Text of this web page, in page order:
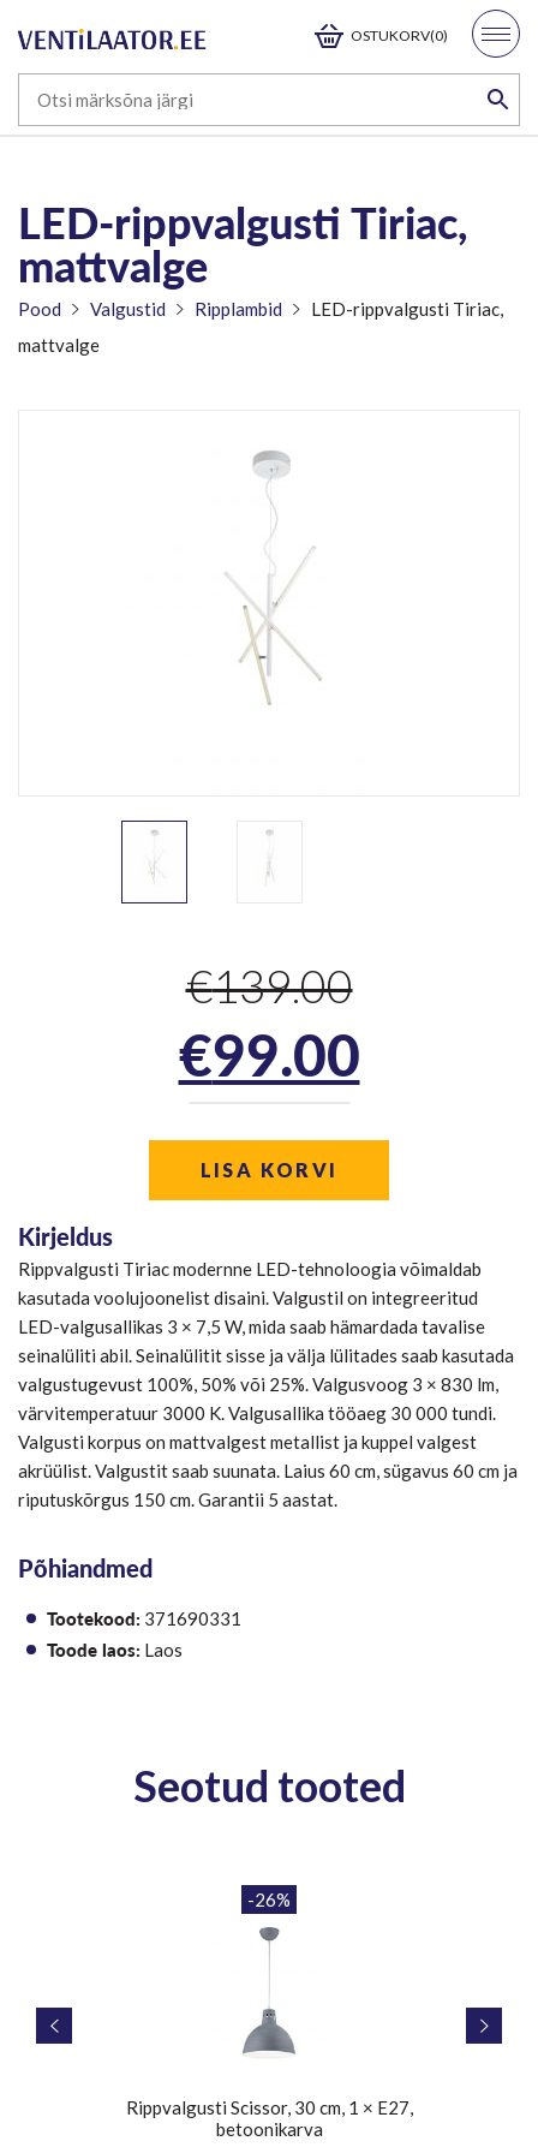
OSTUKORV(0)
LED-rippvalgusti Tiriac,
mattvalge
Pood Valgustid Ripplambid
LED-rippvalgusti Tiriac,
mattvalge
Kirjeldus
Rippvalgusti Tiriac modernne LED-tehnoloogia võimaldab
kasutada voolujoonelist disaini. Valgustil on integreeritud
LED-valgusallikas 3 × 7,5 W, mida saab hämardada tavalise
seinalüliti abil. Seinalülitit sisse ja välja lülitades saab kasutada
valgustugevust 100%, 50% või 25%. Valgusvoog 3 × 830 lm,
värvitemperatuur 3000 K. Valgusallika tööaeg 30 000 tundi.
Valgusti korpus on mattvalgest metallist ja kuppel valgest
akrüülist. Valgustit saab suunata. Laius 60 cm, sügavus 60 cm ja
riputuskõrgus 150 cm. Garantii 5 aastat.
Põhiandmed
Tootekood: 371690331
Toode laos: Laos
€139.00
Algne
oli:
€99.00
LISA KORVI
Seotud tooted
-26%
Rippvalgusti Scissor, 30 cm, 1 × E27,
betoonikarva